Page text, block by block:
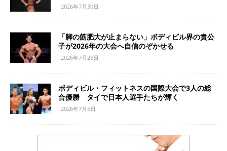
2026年7月30日
「脚の筋肥大が止まらない」ボディビル界の貴公
子が2026年の大会へ自信のぞかせる
2026年7月28日
ボディビル・フィットネスの国際大会で3人の総
合優勝 タイで日本人選手たちが輝く
2026年7月5日